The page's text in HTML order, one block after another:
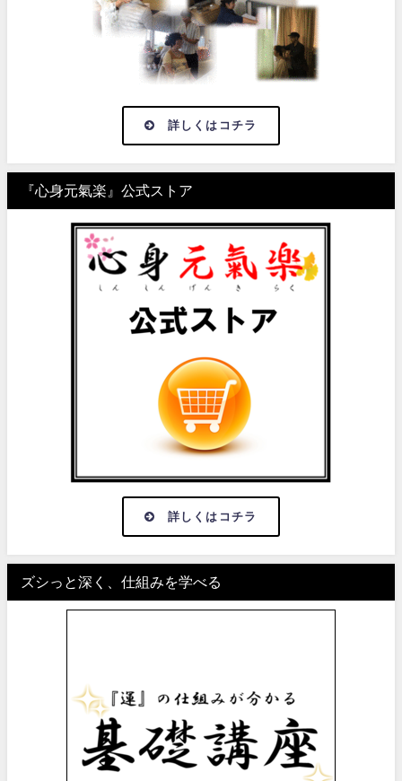
詳しくはコチラ
『心身元氣楽』公式ストア
詳しくはコチラ
ズシっと深く、仕組みを学べる